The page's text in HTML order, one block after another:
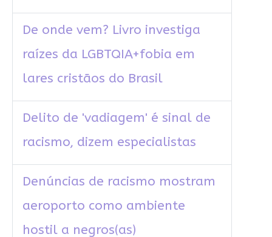
De onde vem? Livro investiga
raízes da LGBTQIA+fobia em
lares cristãos do Brasil
Delito de 'vadiagem' é sinal de
racismo, dizem especialistas
Denúncias de racismo mostram
aeroporto como ambiente
hostil a negros(as)